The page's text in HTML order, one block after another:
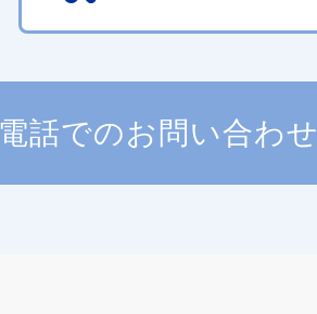
電話でのお問い合わせ